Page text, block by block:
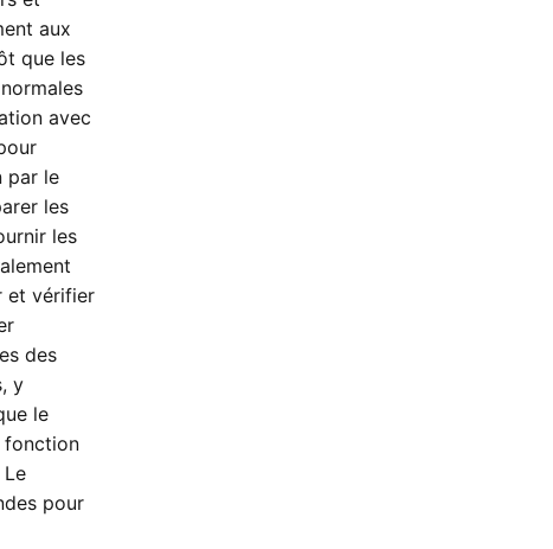
aux
que les
avec
par le
les
les
et vérifier
des
y
le
fonction
Le
pour